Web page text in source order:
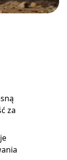
za